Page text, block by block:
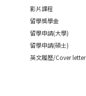
影片課程
留學獎學金
留學申請(大學)
留學申請(碩士)
英文履歷/Cover letter